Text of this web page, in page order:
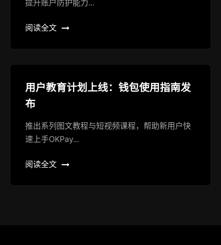
提升账户防护能力...
阅读全文
用户教育计划上线：钱包使用指南发
布
推出系列图文教程与短视频课程，帮助新用户快
速上手OKPay...
阅读全文